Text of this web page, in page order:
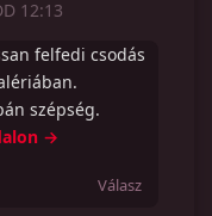
12:13
felfedi csodás
szépség.
→
Válasz